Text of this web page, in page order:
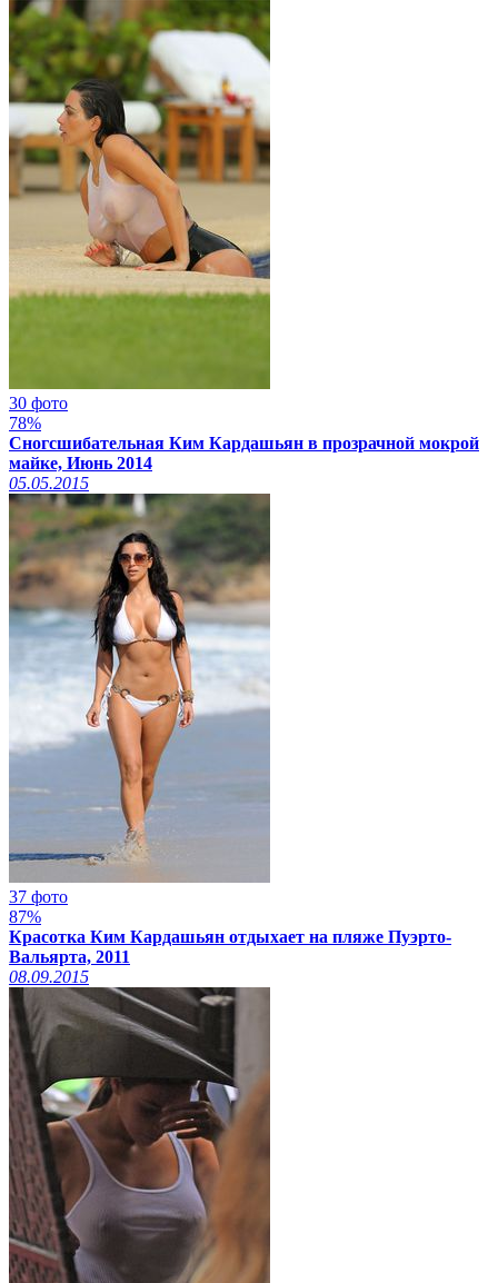
30 фото
78%
Сногсшибательная Ким Кардашьян в прозрачной мокрой
майке, Июнь 2014
05.05.2015
37 фото
87%
Красотка Ким Кардашьян отдыхает на пляже Пуэрто-
Вальярта, 2011
08.09.2015